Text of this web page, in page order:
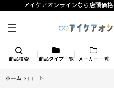
アイケアオンラインなら店頭価
商品検索 商品タイプ一覧 メーカー 一覧
ホーム > ロート